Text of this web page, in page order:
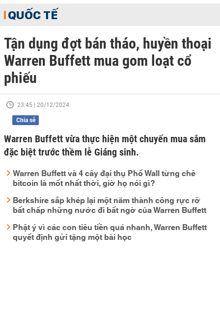
QUỐC TẾ
Tận dụng đợt bán tháo, huyền thoại
Warren Buffett mua gom loạt cổ
phiếu
23:45 | 20/12/2024
Chia sẻ
Warren Buffett vừa thực hiện một chuyến mua sắm
đặc biệt trước thềm lễ Giáng sinh.
Warren Buffett và 4 cây đại thụ Phố Wall từng chê
bitcoin là mốt nhất thời, giờ họ nói gì?
Berkshire sắp khép lại một năm thành công rực rỡ
bất chấp những nước đi bất ngờ của Warren Buffett
Phật ý vì các con tiêu tiền quá nhanh, Warren Buffett
quyết định gửi tặng một bài học